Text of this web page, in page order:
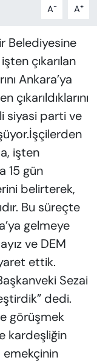
A- A+
Belediyesine
çıkarılan
Ankara’ya
çıkarıldıklarını
siyasi parti ve
işten
15 gün
belirterek,
Bu süreçte
gelmeye
ve DEM
ettik.
Sezai
dedi.
görüşmek
kardeşliğin